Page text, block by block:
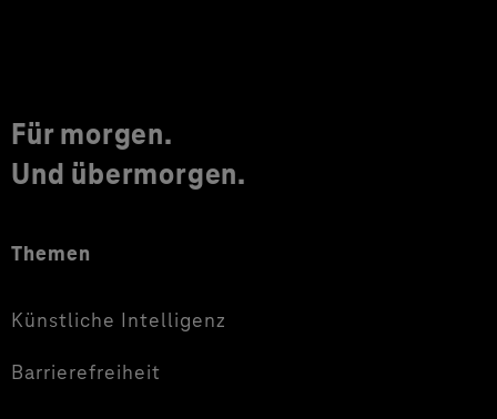
Für morgen.
Und übermorgen.
Themen
Künstliche Intelligenz
Barrierefreiheit